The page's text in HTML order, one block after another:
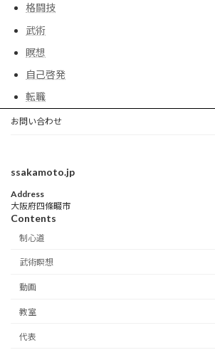
格闘技
武術
瞑想
自己啓発
転職
お問い合わせ
ssakamoto.jp
Address
大阪府四條畷市
Contents
制心道
武術瞑想
動画
教室
代表